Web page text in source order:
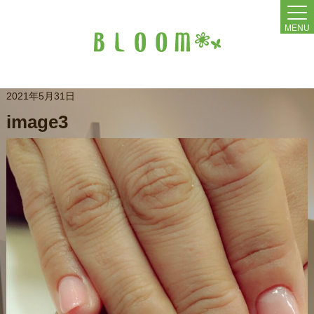
MENU
2021年5月31日
image3